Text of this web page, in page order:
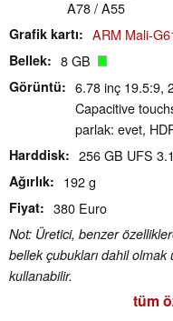
A78 / A55
Grafik kartı ARM Mali-
Bellek 8 GB
Görüntü
6.78 inç 19.5:9,
Capacitive
parlak: evet,
Harddisk 256 GB UFS
Ağırlık 192 g
Fiyat 380 Euro
Not: Üretici, benzer
bellek çubukları dahil
kullanabilir.
tüm